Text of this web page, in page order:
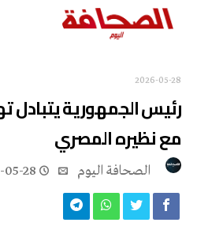
2026-05-28
رئيس الجمهورية يتبادل
مع نظيره المصري
05-28